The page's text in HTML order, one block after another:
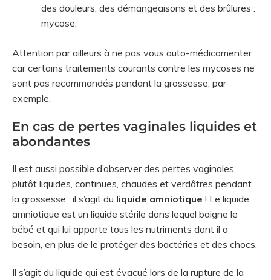
des douleurs, des démangeaisons et des brûlures :
mycose.
Attention par ailleurs à ne pas vous auto-médicamenter
car certains traitements courants contre les mycoses ne
sont pas recommandés pendant la grossesse, par
exemple.
En cas de pertes vaginales liquides et
abondantes
Il est aussi possible d’observer des pertes vaginales
plutôt liquides, continues, chaudes et verdâtres pendant
la grossesse : il s’agit du liquide amniotique ! Le liquide
amniotique est un liquide stérile dans lequel baigne le
bébé et qui lui apporte tous les nutriments dont il a
besoin, en plus de le protéger des bactéries et des chocs.
Il s’agit du liquide qui est évacué lors de la rupture de la